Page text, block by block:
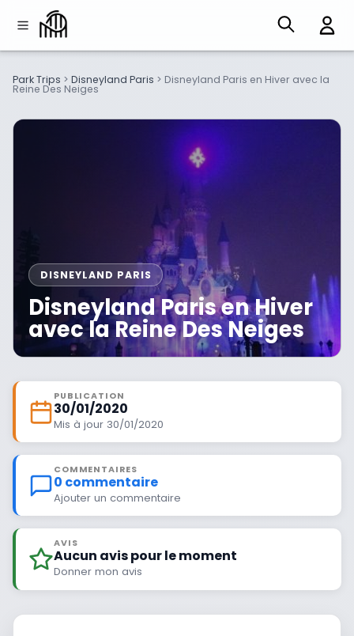
Park Trips > Disneyland Paris > Disneyland Paris en Hiver avec la
Reine Des Neiges
DISNEYLAND PARIS
Disneyland Paris en Hiver
avec la Reine Des Neiges
PUBLICATION
30/01/2020
Mis à jour 30/01/2020
COMMENTAIRES
0 commentaire
Ajouter un commentaire
AVIS
Aucun avis pour le moment
Donner mon avis